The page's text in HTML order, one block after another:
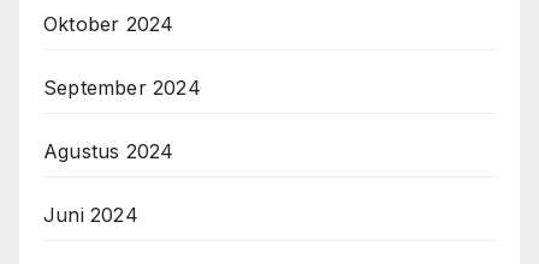
Oktober 2024
September 2024
Agustus 2024
Juni 2024